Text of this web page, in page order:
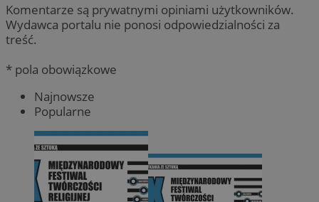
Komentarze są prywatnymi opiniami użytkowników.
Wydawca portalu nie ponosi odpowiedzialności za
treść.
* pola obowiązkowe
Najnowsze
Popularne